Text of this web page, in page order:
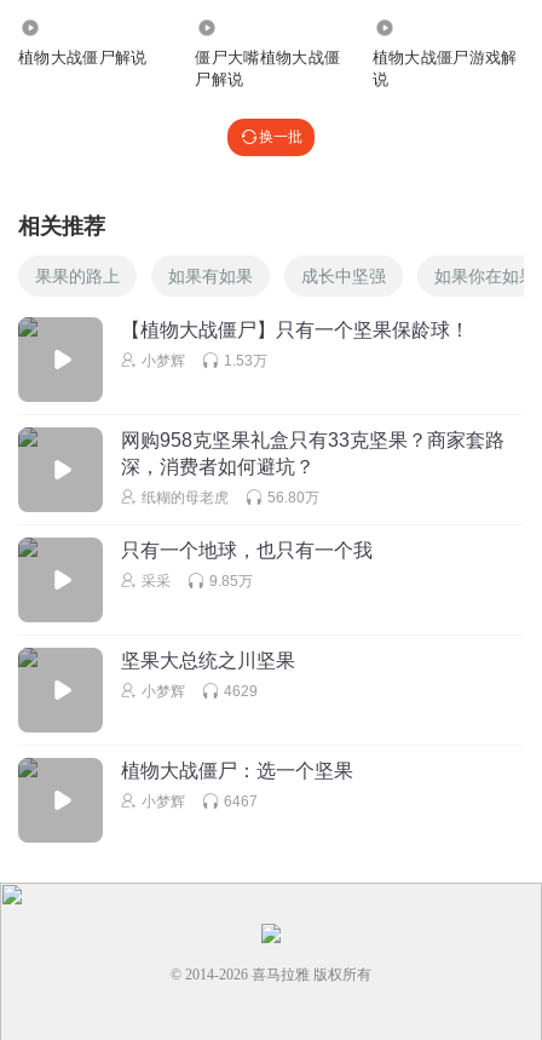
回复 2024-06-11 1
淼淼_au4
🍻🍰🍝🍝🍰🍧🍺🍰🍝🍰🍧谁要吃？
二次路理解
回复 2024-05-31 0
1821618qedn
2024-05-20
听友394003242
？
2024-05-16
2024-03-20
植物大战僵尸解说
僵尸大嘴植物大战僵
尸解说
植物大战僵尸游戏解
说
换一批
相关推荐
果果的路上 如果有如果 成长中坚强 如果你在如果
【植物大战僵尸】只有一个坚果保龄球！
小梦辉 1.53万
网购958克坚果礼盒只有33克坚果？商家套路
深，消费者如何避坑？
纸糊的母老虎 56.80万
只有一个地球，也只有一个我
采采 9.85万
坚果大总统之川坚果
小梦辉 4629
植物大战僵尸：选一个坚果
小梦辉 6467
© 2014-2026 喜马拉雅 版权所有